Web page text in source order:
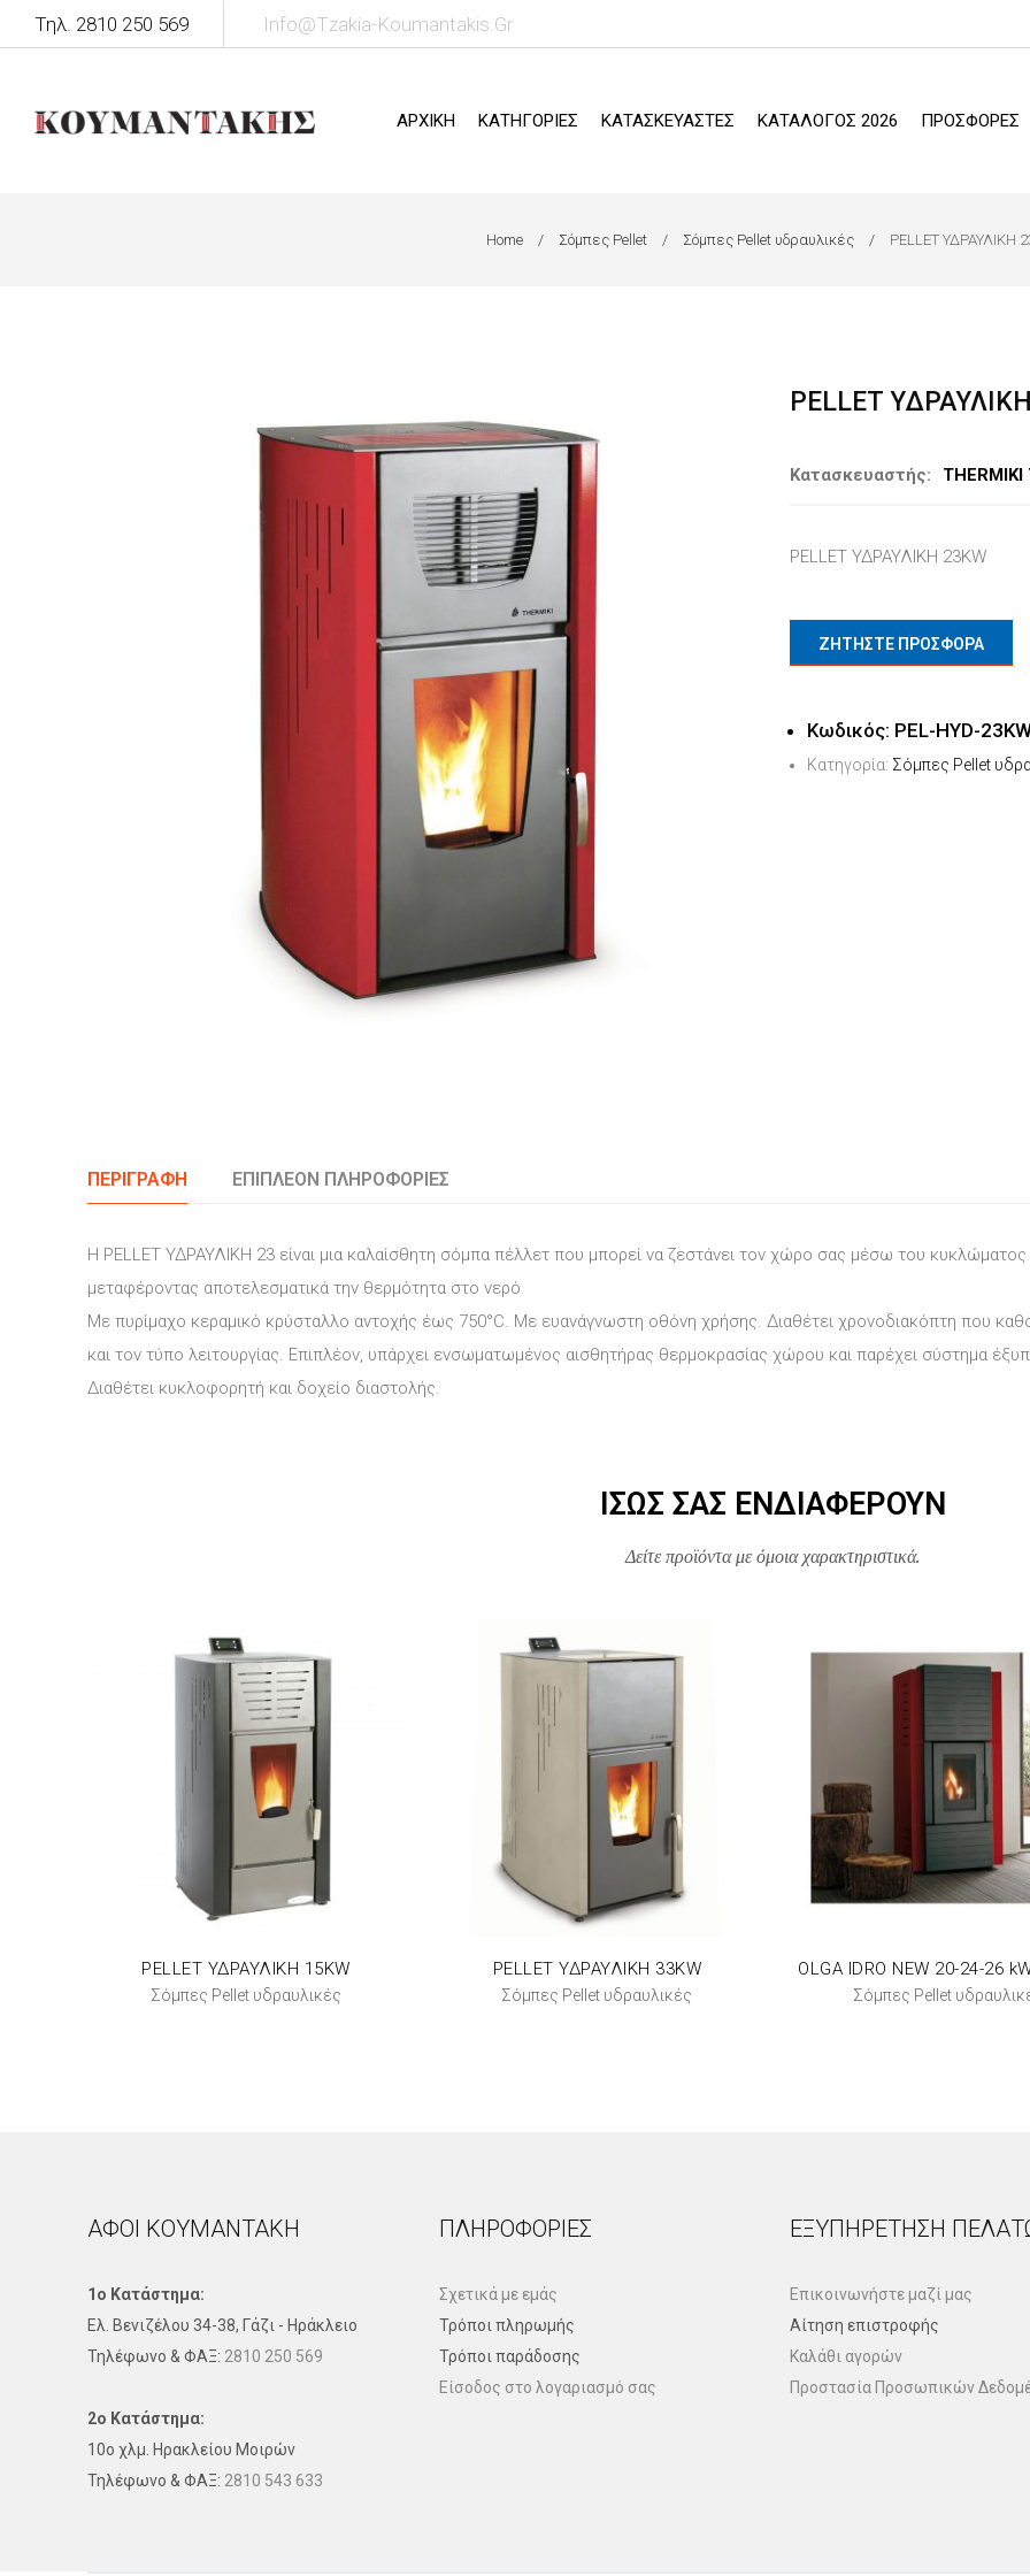
Τηλ. 2810 250 569 Info@tzakia-Koumantakis.gr
ΑΡΧΙΚΗ ΚΑΤΗΓΟΡΙΕΣ ΚΑΤΑΣΚΕΥΑΣΤΕΣ ΚΑΤΑΛΟΓΟΣ 2026 ΠΡΟΣΦΟΡΕΣ
Home Σόμπες Pellet Σόμπες Pellet υδραυλικές PELLET ΥΔΡΑΥΛΙΚΗ
PELLET
Κατασκευαστής: THERMIKI
PELLET ΥΔΡΑΥΛΙΚΗ 23KW
ΖΗΤΗΣΤΕ ΠΡΟΣΦΟΡΑ
Κωδικός: PEL-HYD-
Κατηγορία: Σόμπες Pellet
ΠΕΡΙΓΡΑΦΉ ΕΠΙΠΛΈΟΝ ΠΛΗΡΟΦΟΡΊΕΣ
Η PELLET ΥΔΡΑΥΛΙΚΗ 23 είναι μια καλαίσθητη σόμπα πέλλετ που μπορεί να ζεστάνει τον χώρο σας μέσω του
μεταφέροντας αποτελεσματικά την θερμότητα στο νερό
Mε πυρίμαχο κεραμικό κρύσταλλο αντοχής έως 750°C. Με ευανάγνωστη οθόνη χρήσης. Διαθέτει χρονοδιακόπτη που
και τον τύπο λειτουργίας. Επιπλέον, υπάρχει ενσωματωμένος αισθητήρας θερμοκρασίας χώρου και παρέχει σύστημα
Διαθέτει κυκλοφορητή και δοχείο διαστολής.
ΊΣΩΣ ΣΑΣ ΕΝΔΙΑΦΈΡΟΥΝ
Δείτε προϊόντα με όμοια χαρακτηριστικά.
PELLET ΥΔΡΑΥΛΙΚΗ 15KW
Σόμπες Pellet υδραυλικές
PELLET ΥΔΡΑΥΛΙΚΗ 33KW
Σόμπες Pellet υδραυλικές
OLGA IDRO NEW 20-24-26
Σόμπες Pellet
ΑΦΟΙ ΚΟΥΜΑΝΤΑΚΗ
1ο Κατάστημα:
Ελ. Βενιζέλου 34-38, Γάζι - Ηράκλειο
Τηλέφωνo & ΦΑΞ: 2810 250 569
2ο Κατάστημα:
10ο χλμ. Ηρακλείου Μοιρών
Τηλέφωνo & ΦΑΞ: 2810 543 633
ΠΛΗΡΟΦΟΡΊΕΣ
Σχετικά με εμάς
Τρόποι πληρωμής
Τρόποι παράδοσης
Είσοδος στο λογαριασμό σας
ΕΞΥΠΗΡΈΤΗΣΗ
Επικοινωνήστε μαζί μας
Αίτηση επιστροφής
Καλάθι αγορών
Προστασία Προσωπικών